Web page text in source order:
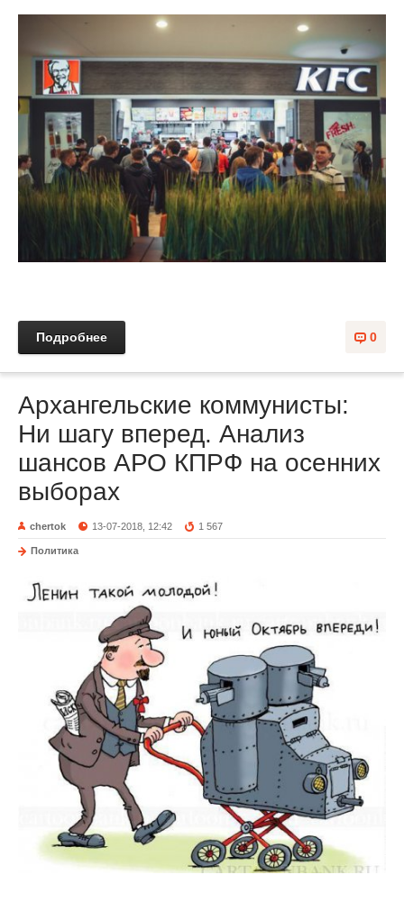
0
Подробнее
Архангельские коммунисты:
Ни шагу вперед. Анализ
шансов АРО КПРФ на осенних
выборах
chertok 13-07-2018, 12:42 1 567
Политика